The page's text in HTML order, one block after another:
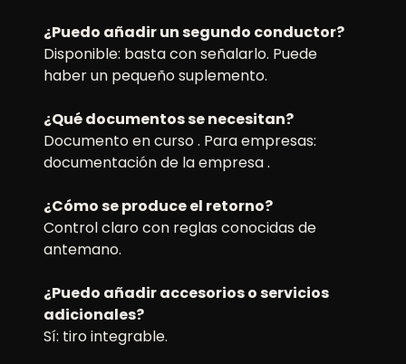
¿Puedo añadir un segundo conductor?
Disponible: basta con señalarlo. Puede
haber un pequeño suplemento.
¿Qué documentos se necesitan?
Documento en curso . Para empresas:
documentación de la empresa .
¿Cómo se produce el retorno?
Control claro con reglas conocidas de
antemano.
¿Puedo añadir accesorios o servicios
adicionales?
Sí: tiro integrable.